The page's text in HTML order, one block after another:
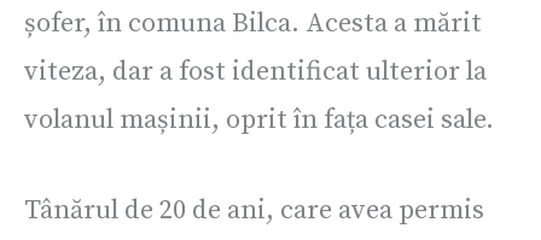
șofer, în comuna Bilca. Acesta a mărit
viteza, dar a fost identificat ulterior la
volanul mașinii, oprit în fața casei sale.
Tânărul de 20 de ani, care avea permis